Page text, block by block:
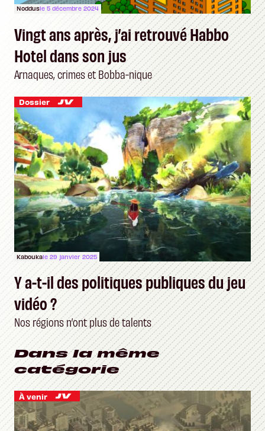
Noddusle 5 décembre 2024
Vingt ans après, j’ai retrouvé Habbo
Hotel dans son jus
Arnaques, crimes et Bobba-nique
Dossier
Kaboukale 29 janvier 2025
Y a-t-il des politiques publiques du jeu
vidéo ?
Nos régions n’ont plus de talents
Dans la même
catégorie
À venir